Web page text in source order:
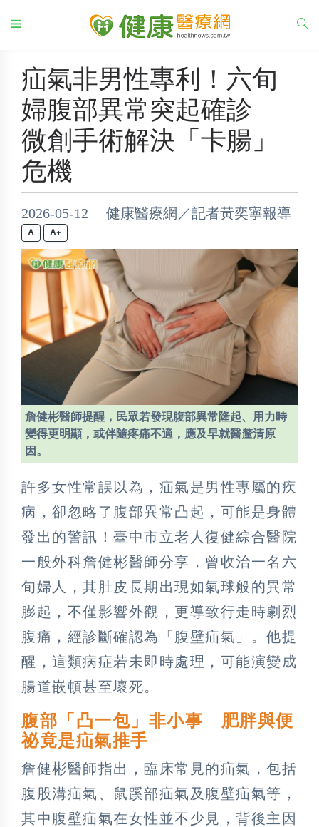
疝氣非男性專利！六旬
婦腹部異常突起確診
微創手術解決「卡腸」
危機
2026-05-12 健康醫療網／記者黃奕寧報導
+
詹健彬醫師提醒，民眾若發現腹部異常隆起、用力時
變得更明顯，或伴隨疼痛不適，應及早就醫釐清原
因。
許多女性常誤以為，疝氣是男性專屬的疾
病，卻忽略了腹部異常凸起，可能是身體
發出的警訊！臺中市立老人復健綜合醫院
一般外科詹健彬醫師分享，曾收治一名六
旬婦人，其肚皮長期出現如氣球般的異常
膨起，不僅影響外觀，更導致行走時劇烈
腹痛，經診斷確認為「腹壁疝氣」。他提
醒，這類病症若未即時處理，可能演變成
腸道嵌頓甚至壞死。
腹部「凸一包」非小事 肥胖與便
祕竟是疝氣推手
詹健彬醫師指出，臨床常見的疝氣，包括
腹股溝疝氣、鼠蹊部疝氣及腹壁疝氣等，
其中腹壁疝氣在女性並不少見，背後主因